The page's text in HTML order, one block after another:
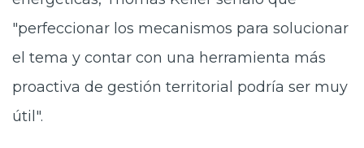
"perfeccionar los mecanismos para solucionar
el tema y contar con una herramienta más
proactiva de gestión territorial podría ser muy
útil".